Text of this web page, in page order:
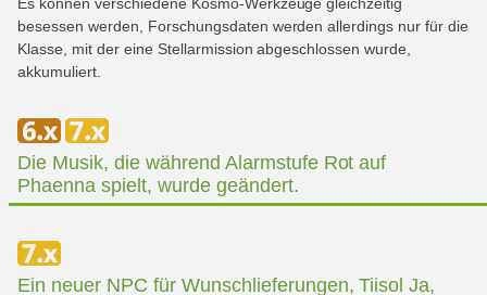
besessen werden, Forschungsdaten werden allerdings nur für die
Klasse, mit der eine Stellarmission abgeschlossen wurde,
akkumuliert.
Die Musik, die während Alarmstufe Rot auf
Phaenna spielt, wurde geändert.
Ein neuer NPC für Wunschlieferungen, Tiisol Ja,